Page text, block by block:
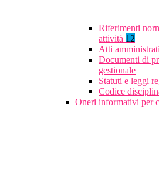
Riferimenti
attività 12
Atti
Documenti di
gestionale
Statuti e leggi
Codice
Oneri informativi per